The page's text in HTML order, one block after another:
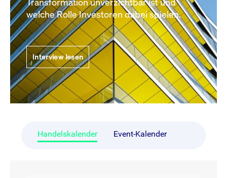
welche Rolle Investoren dabei spielen.
Interview lesen
Handelskalender Event-Kalender